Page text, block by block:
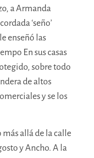
a Armanda
‘seño’
enseñó las
En sus casas
sobre todo
de altos
y se los
allá de la calle
y Ancho. A la